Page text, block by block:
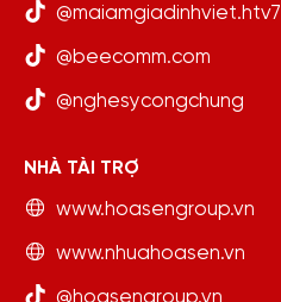
@maiamgiadinhviet.htv7
@beecomm.com
@nghesycongchung
NHÀ TÀI TRỢ
www.hoasengroup.vn
www.nhuahoasen.vn
@hoasengroup.vn